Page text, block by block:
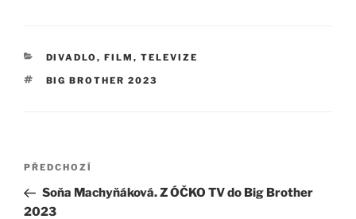
RUBRIKY
DIVADLO, FILM, TELEVIZE
ŠTÍTKY
BIG BROTHER 2023
Navigace
příspěvek
Předchozí
příspěvek
PŘEDCHOZÍ
Soňa Machyňáková. Z ÓČKO TV do Big Brother
2023